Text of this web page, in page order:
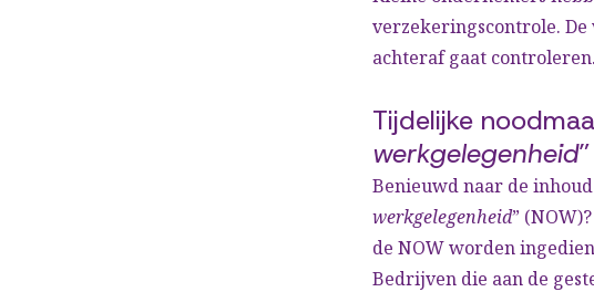
verzekeringscontrole.
achteraf gaat controleren.
Tijdelijke
werkgelegenheid
Benieuwd naar de
werkgelegenheid”
de NOW worden
Bedrijven die aan de